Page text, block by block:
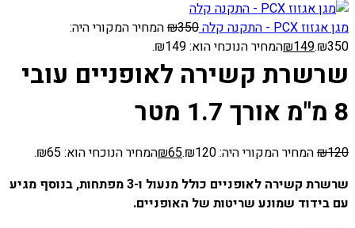
מגן אגזוז PCX - התקנה קלה
₪350
המחיר המקורי היה:
₪350.
₪149 המחיר הנוכחי הוא: ₪149.
שרשרת קשירה לאופניים עובי
8 מ"מ אורך 1.7 מטר
₪120 המחיר המקורי היה: ₪120. ₪65 המחיר הנוכחי הוא: ₪65.
שרשרת קשירה לאופניים כולל מנעול ו-3 מפתחות, בנוסף מגיע
עם בידוד שמונע שריטות של האופניים.